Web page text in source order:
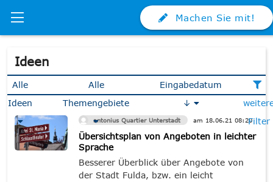
Machen Sie mit!
Ideen
Alle
Ideen
Alle
Themengebiete
Eingabedatum
↓
Filter
antonius Quartier Unterstadt am 18.06.21 08:20
Übersichtsplan von Angeboten in leichter
Sprache
Besserer Überblick über Angebote von
der Stadt Fulda, bzw. ein leicht